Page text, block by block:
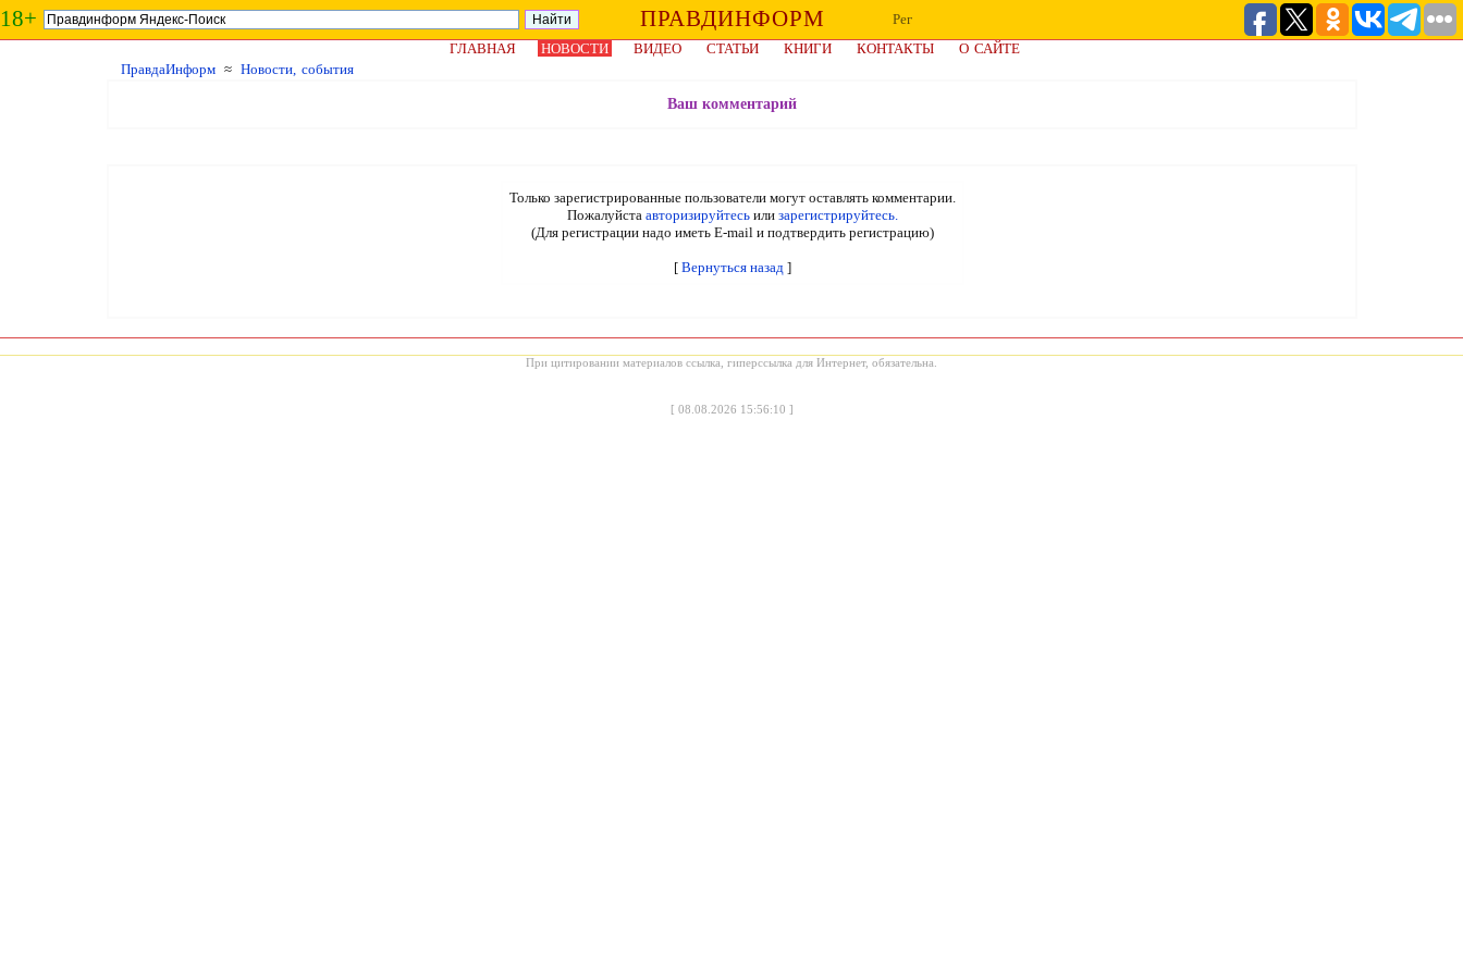
18+ ПРАВДИНФОРМ
Рег
ГЛАВНАЯ
НОВОСТИ ВИДЕО СТАТЬИ КНИГИ КОНТАКТЫ
О САЙТЕ
ПравдаИнформ ≈ Новости, события
Ваш комментарий
Только зарегистрированные пользователи могут оставлять комментарии.
Пожалуйста авторизируйтесьили зарегистрируйтесь.
(Для регистрации надо иметь E-mail и подтвердить регистрацию)
[ Вернуться назад]
При цитировании материалов ссылка, гиперссылка для Интернет, обязательна.
[ 08.08.2026 15:56:10 ]